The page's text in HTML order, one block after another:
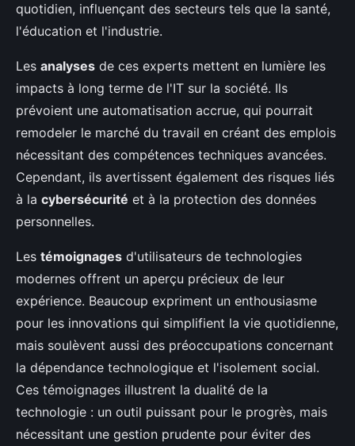
quotidien, influençant des secteurs tels que la santé,
l'éducation et l'industrie.
Les analyses de ces experts mettent en lumière les
impacts à long terme de l'IT sur la société. Ils
prévoient une automatisation accrue, qui pourrait
remodeler le marché du travail en créant des emplois
nécessitant des compétences techniques avancées.
Cependant, ils avertissent également des risques liés
à la cybersécurité et à la protection des données
personnelles.
Les témoignages d'utilisateurs de technologies
modernes offrent un aperçu précieux de leur
expérience. Beaucoup expriment un enthousiasme
pour les innovations qui simplifient la vie quotidienne,
mais soulèvent aussi des préoccupations concernant
la dépendance technologique et l'isolement social.
Ces témoignages illustrent la dualité de la
technologie : un outil puissant pour le progrès, mais
nécessitant une gestion prudente pour éviter des